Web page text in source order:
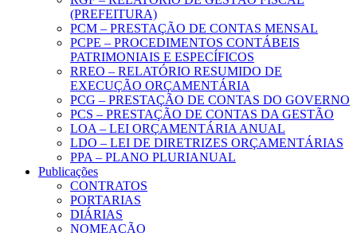
(PREFEITURA)
PCM – PRESTAÇÃO DE CONTAS MENSAL
PCPE – PROCEDIMENTOS CONTÁBEIS
PATRIMONIAIS E ESPECÍFICOS
RREO – RELATÓRIO RESUMIDO DE
EXECUÇÃO ORÇAMENTÁRIA
PCG – PRESTAÇÃO DE CONTAS DO GOVERNO
PCS – PRESTAÇÃO DE CONTAS DA GESTÃO
LOA – LEI ORÇAMENTÁRIA ANUAL
LDO – LEI DE DIRETRIZES ORÇAMENTÁRIAS
PPA – PLANO PLURIANUAL
Publicações
CONTRATOS
PORTARIAS
DIÁRIAS
NOMEAÇÃO